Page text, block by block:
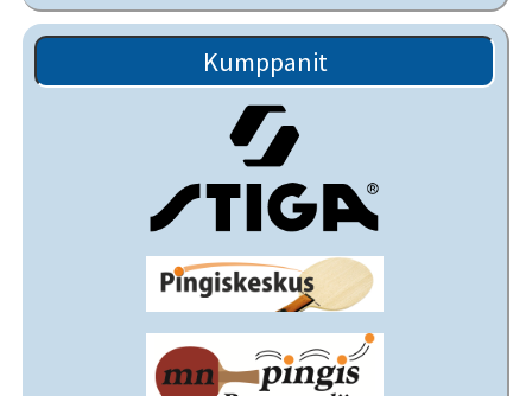
Kumppanit